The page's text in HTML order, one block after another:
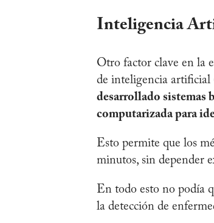
Inteligencia
Otro factor clave en la
de inteligencia artificial
desarrollado sistemas
computarizada para
Esto permite que los
minutos, sin depender
En todo esto no podía
la detección de